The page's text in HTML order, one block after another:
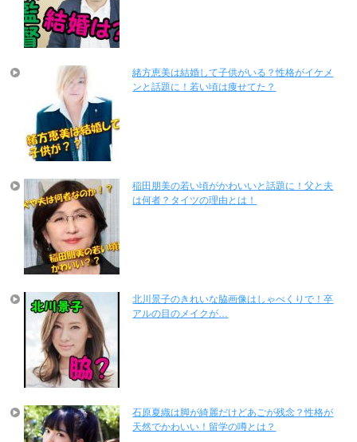
緒方恵美は結婚して子供がいる？性格がイケメ
ンと話題に！若い頃は痩せてた？
稲田朋美の若い頃がかわいいと話題に！父と夫
は何者？タイツの理由とは！
北川景子のきれいな脇画像はしゃべくりで！卒
アルの目のメイクが…
石原夏織は脚が綺麗だけどあごが残念？性格が
天然でかわいい！留学の噂とは？